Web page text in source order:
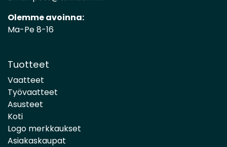
Olemme avoinna:
Ma-Pe 8-16
Tuotteet
Vaatteet
Työvaatteet
Asusteet
Koti
Logo merkkaukset
Asiakaskaupat